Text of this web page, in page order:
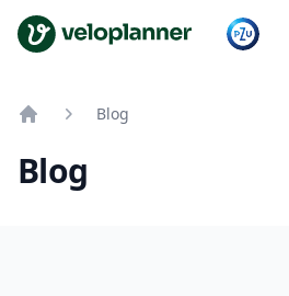
VeloPlanner
Blog
Blog